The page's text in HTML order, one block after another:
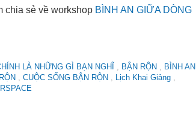
chia sẻ về workshop BÌNH AN GIỮA DÒNG
LÀ NHỮNG GÌ BẠN NGHĨ BẬN RỘN
BÌNH AN
CUỘC SỐNG BẬN RỘN Lịch Khai Giảng